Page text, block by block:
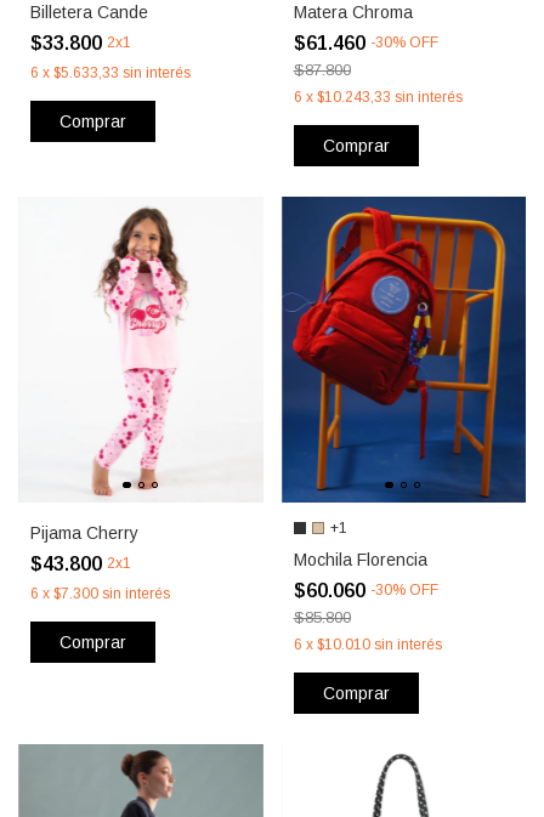
Billetera Cande
$33.800 2x1
6 x $5.633,33 sin interés
Comprar
Matera Chroma
$61.460 -30% OFF
$87.800
6 x $10.243,33 sin interés
Comprar
Pijama Cherry
$43.800 2x1
6 x $7.300 sin interés
Comprar
+1
Mochila Florencia
$60.060 -30% OFF
$85.800
6 x $10.010 sin interés
Comprar